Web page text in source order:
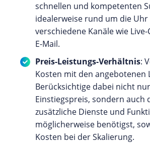
schnellen und kompetenten
idealerweise rund um die
verschiedene Kanäle wie
E-Mail.
Preis-Leistungs-Verhältnis:
Kosten mit den angebotenen
Berücksichtige dabei nicht
Einstiegspreis, sondern auch
zusätzliche Dienste und
möglicherweise benötigst,
Kosten bei der Skalierung.